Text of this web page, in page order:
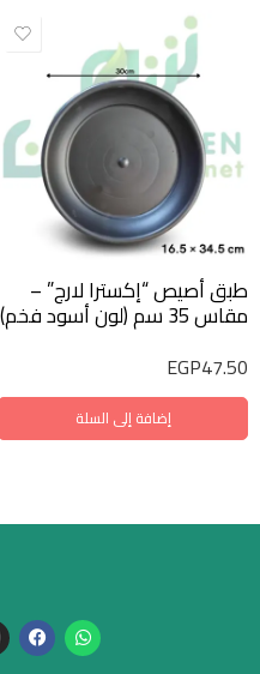
طبق أصيص “إكسترا لارج” –
مقاس 35 سم (لون أسود فخم)
EGP47.50
إضافة إلى السلة